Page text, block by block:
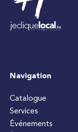
Navigation
Catalogue
Services
Événements